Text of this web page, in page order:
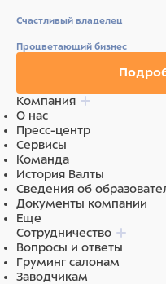
Счастливый владелец
Процветающий бизнес
Компания
О нас
Пресс-центр
Сервисы
Команда
История Валты
Сведения об
Документы компании
Еще
Сотрудничество
Вопросы и ответы
Груминг салонам
Заводчикам